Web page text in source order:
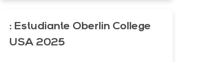
: Estudiante Oberlin College
USA 2025